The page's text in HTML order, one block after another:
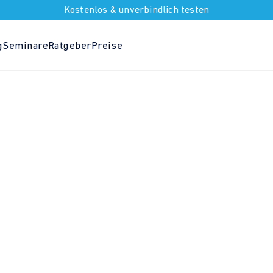
Kostenlos & unverbindlich testen
Seminare Ratgeber Preise